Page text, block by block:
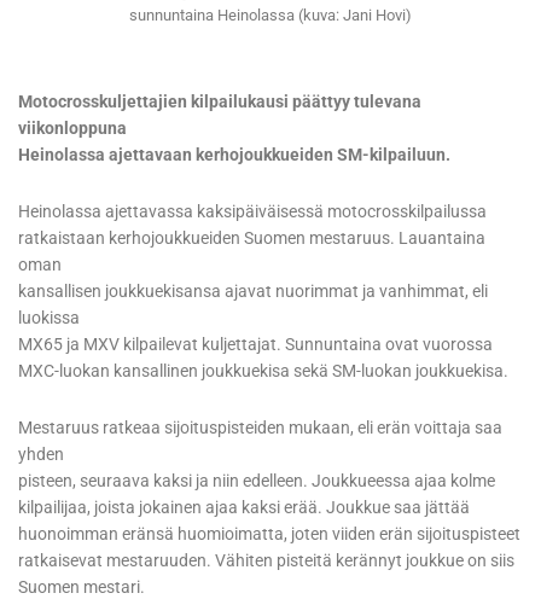
sunnuntaina Heinolassa (kuva: Jani Hovi)
Motocrosskuljettajien kilpailukausi päättyy tulevana
viikonloppuna
Heinolassa ajettavaan kerhojoukkueiden SM-kilpailuun.
Heinolassa ajettavassa kaksipäiväisessä motocrosskilpailussa
ratkaistaan kerhojoukkueiden Suomen mestaruus. Lauantaina
oman
kansallisen joukkuekisansa ajavat nuorimmat ja vanhimmat, eli
luokissa
MX65 ja MXV kilpailevat kuljettajat. Sunnuntaina ovat vuorossa
MXC-luokan kansallinen joukkuekisa sekä SM-luokan joukkuekisa.
Mestaruus ratkeaa sijoituspisteiden mukaan, eli erän voittaja saa
yhden
pisteen, seuraava kaksi ja niin edelleen. Joukkueessa ajaa kolme
kilpailijaa, joista jokainen ajaa kaksi erää. Joukkue saa jättää
huonoimman eränsä huomioimatta, joten viiden erän sijoituspisteet
ratkaisevat mestaruuden. Vähiten pisteitä kerännyt joukkue on siis
Suomen mestari.